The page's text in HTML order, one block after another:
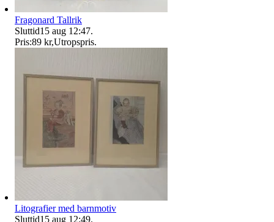
Fragonard Tallrik
Sluttid15 aug 12:47.
Pris:89 kr,Utropspris.
Litografier med barnmotiv
Sluttid15 aug 12:49.